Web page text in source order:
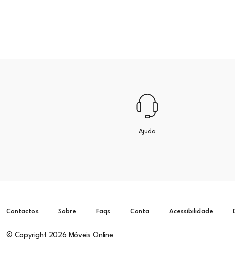
Ajuda
Contactos Sobre Faqs Conta Acessibilidade
© Copyright 2026 Móveis Online